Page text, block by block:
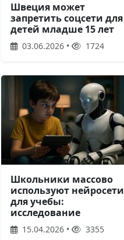
Швеция может
запретить соцсети для
детей младше 15 лет
03.06.2026 • 1724
Школьники массово
используют нейросети
для учебы:
исследование
15.04.2026 • 3355